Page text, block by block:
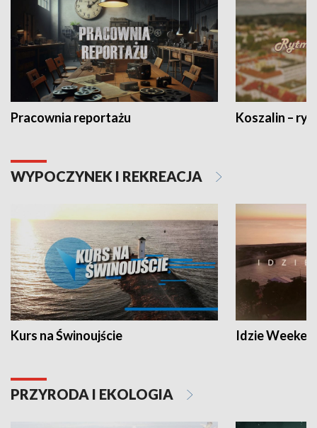
Pracownia reportażu Koszalin –
WYPOCZYNEK I REKREACJA
Kurs na Świnoujście Idzie
PRZYRODA I EKOLOGIA